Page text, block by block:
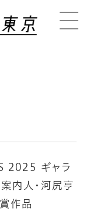
2025 ギャラ
内人・河尻亨
作品